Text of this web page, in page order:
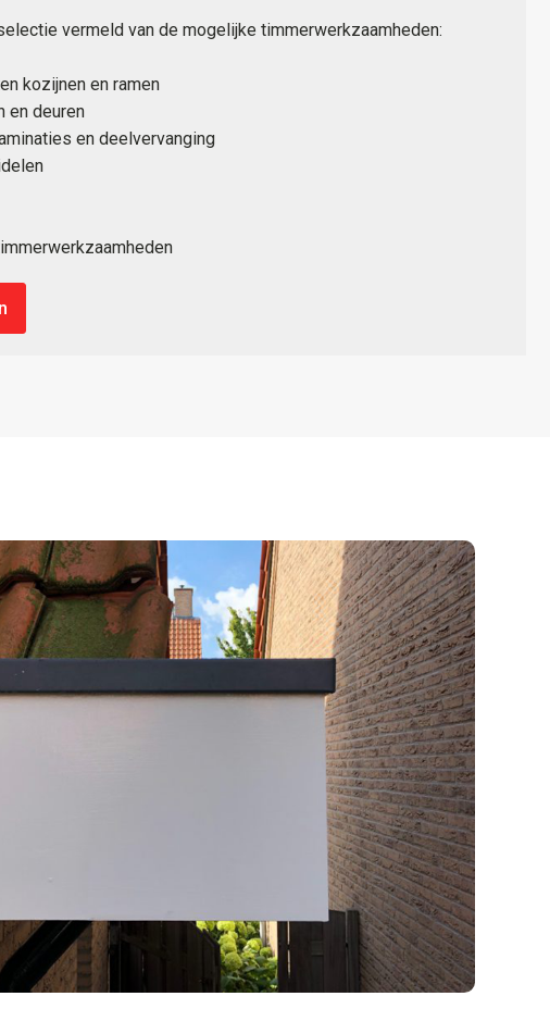
vermeld van de mogelijke timmerwerkzaamheden:
kozijnen en ramen
en deuren
en deelvervanging